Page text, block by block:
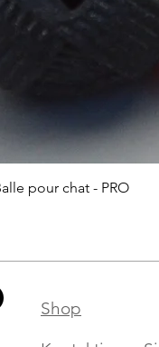
pour chat - PRO
Shop